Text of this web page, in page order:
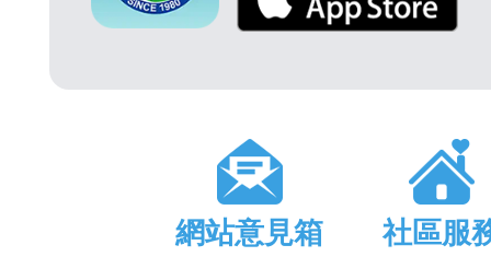
網站意見箱 社區服